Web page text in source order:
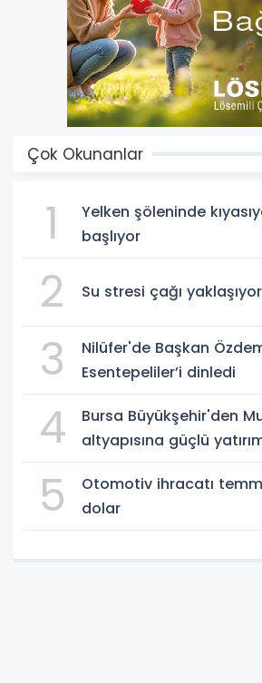
Çok Okunanlar
1
Yelken şöleninde
başlıyor
2 Su stresi çağı
3
Nilüfer'de Başkan
Esentepeliler’i dinledi
4
Bursa Büyükşehir'den
altyapısına güçlü
5
Otomotiv ihracatı
dolar